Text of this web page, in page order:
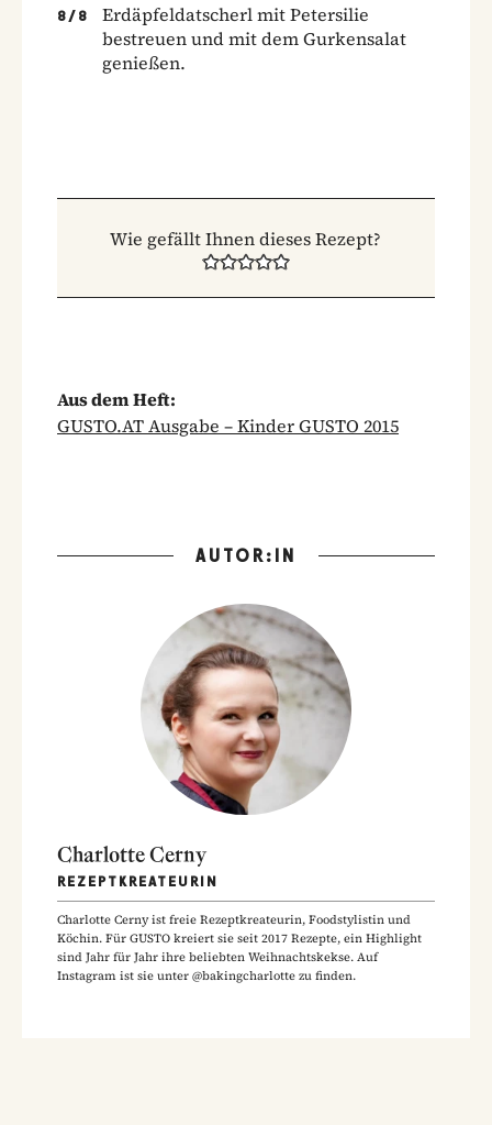
8 / 8
Erdäpfeldatscherl mit Petersilie
bestreuen und mit dem Gurkensalat
genießen.
Wie gefällt Ihnen dieses Rezept?
Aus dem Heft:
GUSTO.AT Ausgabe – Kinder GUSTO 2015
AUTOR:IN
Charlotte Cerny
REZEPTKREATEURIN
Charlotte Cerny ist freie Rezeptkreateurin, Foodstylistin und
Köchin. Für GUSTO kreiert sie seit 2017 Rezepte, ein Highlight
sind Jahr für Jahr ihre beliebten Weihnachtskekse. Auf
Instagram ist sie unter @bakingcharlotte zu finden.